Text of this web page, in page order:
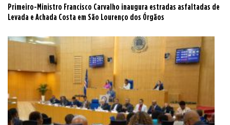
Primeiro-Ministro Francisco Carvalho inaugura estradas asfaltadas de
Levada e Achada Costa em São Lourenço dos Órgãos